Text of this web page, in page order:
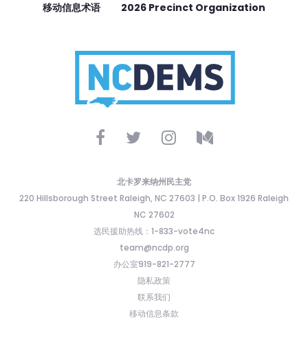
移动信息术语
2026 Precinct Organization
北卡罗来纳州民主党
220 Hillsborough Street Raleigh, NC 27603 | P.O. Box 1926 Raleigh
NC 27602
选民援助热线：1-833-vote4nc
team@ncdp.org
办公室919-821-2777
隐私政策
联系我们
移动信息条款